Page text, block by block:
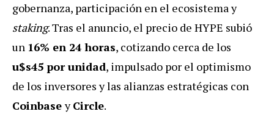
gobernanza, participación en el ecosistema y
staking. Tras el anuncio, el precio de HYPE subió
un 16% en 24 horas, cotizando cerca de los
u$s45 por unidad, impulsado por el optimismo
de los inversores y las alianzas estratégicas con
CoinbaseyCircle.